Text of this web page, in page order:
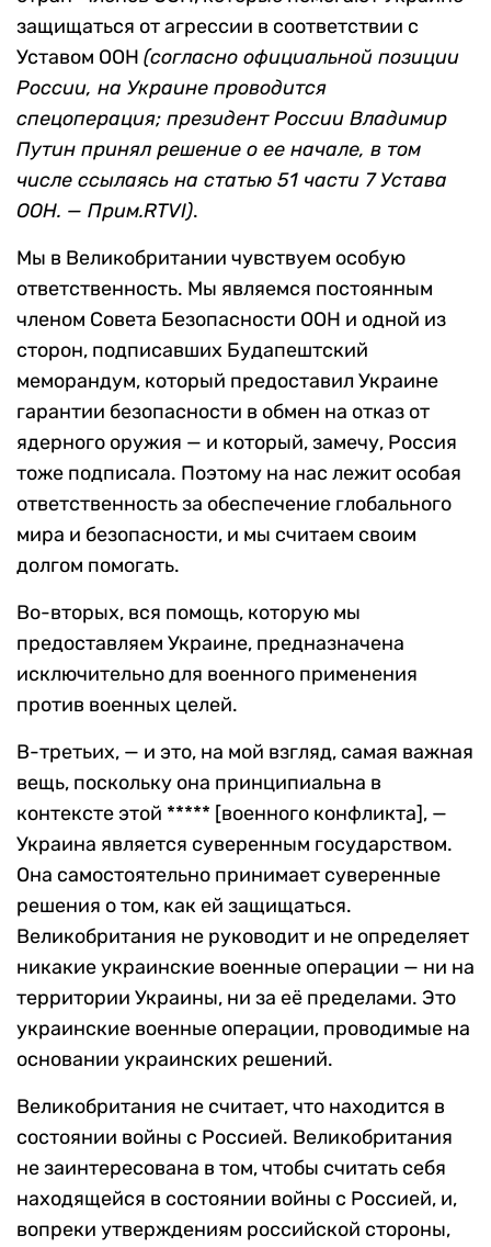
защищаться от агрессии в соответствии с
Уставом ООН (согласно официальной позиции
России, на Украине проводится
спецоперация; президент России Владимир
Путин принял решение о ее начале, в том
числе ссылаясь на статью 51 части 7 Устава
ООН. — Прим.RTVI).
Мы в Великобритании чувствуем особую
ответственность. Мы являемся постоянным
членом Совета Безопасности ООН и одной из
сторон, подписавших Будапештский
меморандум, который предоставил Украине
гарантии безопасности в обмен на отказ от
ядерного оружия — и который, замечу, Россия
тоже подписала. Поэтому на нас лежит особая
ответственность за обеспечение глобального
мира и безопасности, и мы считаем своим
долгом помогать.
Во-вторых, вся помощь, которую мы
предоставляем Украине, предназначена
исключительно для военного применения
против военных целей.
В-третьих, — и это, на мой взгляд, самая важная
вещь, поскольку она принципиальна в
контексте этой ***** [военного конфликта], —
Украина является суверенным государством.
Она самостоятельно принимает суверенные
решения о том, как ей защищаться.
Великобритания не руководит и не определяет
никакие украинские военные операции — ни на
территории Украины, ни за её пределами. Это
украинские военные операции, проводимые на
основании украинских решений.
Великобритания не считает, что находится в
состоянии войны с Россией. Великобритания
не заинтересована в том, чтобы считать себя
находящейся в состоянии войны с Россией, и,
вопреки утверждениям российской стороны,